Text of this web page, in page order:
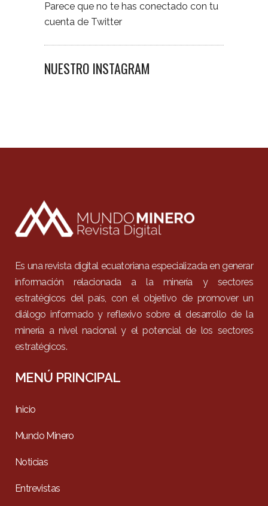
Parece que no te has conectado con tu
cuenta de Twitter
NUESTRO INSTAGRAM
Es una revista digital ecuatoriana especializada en generar
información relacionada a la minería y sectores
estratégicos del país, con el objetivo de promover un
diálogo informado y reflexivo sobre el desarrollo de la
minería a nivel nacional y el potencial de los sectores
estratégicos.
MENÚ PRINCIPAL
Inicio
Mundo Minero
Noticias
Entrevistas